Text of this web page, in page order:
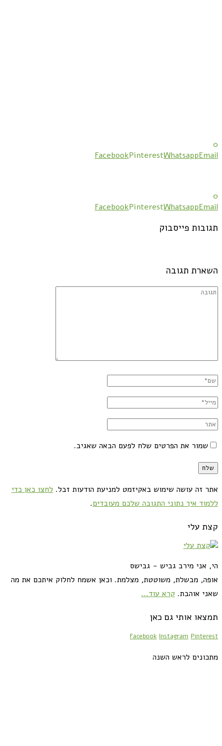
0
FacebookPinterestWhatsappEmail
0
FacebookPinterestWhatsappEmail
תגובות פייסבוק
השארת תגובה
שמור את הפרטים שלח לפעם הבאה שאגיב.
אתר זה עושה שימוש באקיזמט למניעת הודעות זבל. לחצו כאן כדי
ללמוד איך נתוני התגובה שלכם מעובדים.
קצת עלי
הי, אני מירב גביש - גבישס
אופה, מבשלת, משוטטת, מצלמת. וכאן אשמח לחלוק איתכם את מה
שאני אוהבת. קרא עוד...
תמצאו אותי גם כאן
Facebook Instagram Pinterest
מתכונים לראש השנה